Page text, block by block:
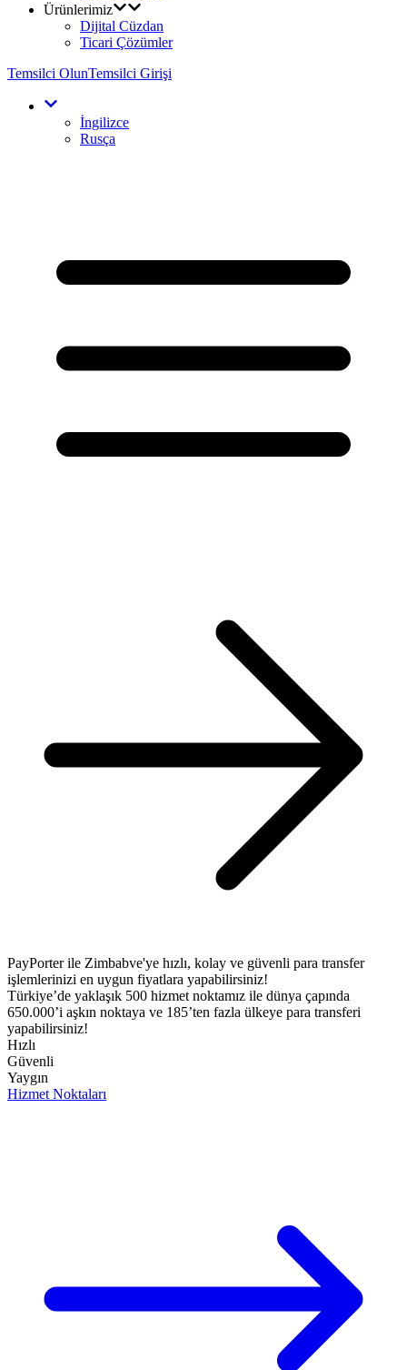
Ürünlerimiz
Dijital Cüzdan
Ticari Çözümler
Temsilci OlunTemsilci Girişi
İngilizce
Rusça
PayPorter ile Zimbabve'ye hızlı, kolay ve güvenli para transfer
işlemlerinizi en uygun fiyatlara yapabilirsiniz!​
Türkiye’de yaklaşık 500 hizmet noktamız ile dünya çapında
650.000’i aşkın noktaya ve 185’ten fazla ülkeye para transferi
yapabilirsiniz!
Hızlı
Güvenli
Yaygın
Hizmet Noktaları